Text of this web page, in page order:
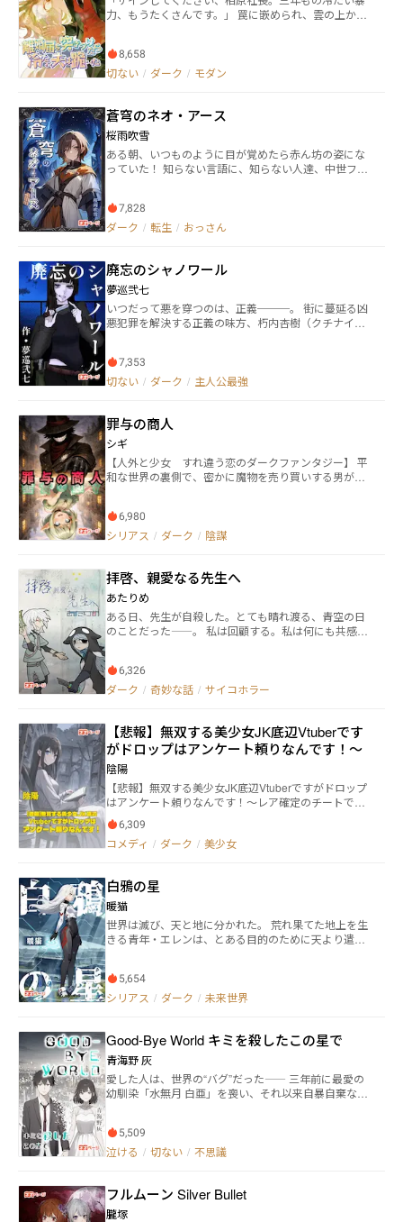
ていた。 クロマチン能力者である笹島咲花は、幼い
頃、大好きな姉を亡くした。 姉は非行少年達に拉致さ
し、少年達に下った刑罰は、犯した罪に比べてあまり
に軽いものだった。 鬼畜にも劣る凶悪犯は、駆逐すべ
きだ。 残酷な事件に向き合いながら、咲花は凶悪犯達
し、犯人が権力者の身内だったため、その事実は隠蔽
される。また、流された虚偽の内容により、被害者で
あるはずの彼の家族は、国民から批難を受けた。 SCP
T隊員となった彼は、家族が惨殺された真実に辿り着
き、行方を眩ませる。国に復讐するために。 罪を償わ
特殊能力を持つ、異なる思想を持つ三者。 彼等の出会
いにより、それぞれの思いが交わり、ぶつかり合う。
※この物語はフィクションです。実在の人物、団体等と
沿線名、駅名等についても、現実に同一名のものがあ
ったとしても、架空のものです。
力、もうたくさんです。」​​ 罠に嵌められ、雲の上から
の中の禁忌だった。 耐え忍べば振り向いてくれると思
ったら、彼が白月光に煌びやかな婚約指輪を贈る姿を
「行くな！俺が許さない限り、どこへも行かせな
い！」彼は狂気と恐慌を宿した瞳で彼女の手首を握
り、ついに片膝を着いた...​​ さらに予想外だったのは、
彼と犬猿の仲の優しい兄も手を差し伸べたこと。「振
り返るな、俺のところへ来い。」 捨てられた女から業
が狂ったような修羅場に！ ​この本心を賭けた戦いで、
最後に彼女が選ぶのは誰？​
8,658
切ない / ダーク / モダン
蒼穹のネオ・アース
桜雨吹雪
ある朝、いつものように目が覚めたら赤ん坊の姿にな
っていた！ 知らない言語に、知らない人達、中世ファ
やがて呑み込んでいく だが、現代日本と違い、世界に
は死が蔓延っていた。医療は発達していないが、治癒
前に、見知らぬ少年が現れる。 「ぼくも、過去から来
たんだ」 少年はそんな意味深な事を言って──？ ダー
クファンタジー×SFファンタジー
7,828
ダーク / 転生 / おっさん
廃忘のシャノワール
夢巡弐七
いつだって悪を穿つのは、正義───。 街に蔓延る凶
悪犯罪を解決する正義の味方、朽内杏樹（クチナイア
わせる、“即刻死刑”。 そんな正義の味方を追う、バイ
オレンスストーリー。 表紙:鬼皓・弥勒 ※この作品は下
7,353
切ない / ダーク / 主人公最強
罪与の商人
シギ
【人外と少女 すれ違う恋のダークファンタジー】 平
和な世界の裏側で、密かに魔物を売り買いする男がい
の辺境国サルダン。 ある依頼を受け、彼はその国へ赴
く。 そこで出逢ったのは、ハーフエルフの少女サニー
の目がわずかに揺らぐ。 他者の感情に興味を示さない
魔物と、愛情に飢えた少女。 ふたりは、ひとつの取引
を交わす。 それが救いとなるのか、それとも新たな罪
となるのか。 やがて彼らは、領主の跡取りを巡る兄弟
の骨肉の争い、その裏側に潜む陰謀へと巻き込まれて
のなかった出逢いが、静かに、確実に、国の均衡を揺
らし始める──。 ーーー ※同著者作品『褐色系美少女
剣士が、お喋りな魔剣に溺愛されて、親の敵討ちに出
展開となります。軽快な部分もありますが、ダーク寄
りです。 ※性的描写および残酷描写を含みます。 ーー
ー 表紙絵使用フォント: フォント：零ゴシック フリー
ダウンロード：https://flopdesign.booth.pm/items/2658
538
6,980
シリアス / ダーク / 陰謀
拝啓、親愛なる先生へ
あたりめ
ある日、先生が自殺した。とても晴れ渡る、青空の日
のことだった――。 私は回顧する。私は何にも共感で
た数年間の、ひょっとすると他人事みたいな、怪異と
の出来事の日々を――。
6,326
ダーク / 奇妙な話 / サイコホラー
【悲報】無双する美少女JK底辺Vtuberです
がドロップはアンケート頼りなんです！〜
陰陽
【悲報】無双する美少女JK底辺Vtuberですがドロップ
はアンケート頼りなんです！〜レア確定のチートです
がアンケートでしか選べません！誰か助けて下さい！
え？配信内容もアンケートで決まっちゃうの！？〜 謎
のスキル＜アンケート＞を手にした、女子高生ダンVtu
ある日、視聴回数１０００を越えたことで、配信画面
にアンケート機能がついた。 そこに表示された文字。
【確定ドロップ】 イレギュラーに遭遇した人気配信者
を偶然助けたことで、なんとかリスナー誘導によりア
ンケートに回答してもらい、初のドロップアイテムを
イテムを確定で手に入れるスキルを手にしながらも、
リスナーのアンケートに振り回される配信者の物語で
ある。
6,309
コメディ / ダーク / 美少女
白鴉の星
暖猫
世界は滅び、天と地に分かれた。 荒れ果てた地上を生
きる青年・エレンは、とある目的のために天より遣わ
は、真っ白な髪と赤い瞳を持ったはぐれレイヴン・ア
デル。兵器であるはずの彼女は、なぜかエレンと会話
住まう宇宙ステーション。 片や、約束を果たすため
に。片や、役割を果たすために。 荒野を往く二人はや
がて、世界の残酷な真実へと近づいていく。 これは、
黄昏を越えた夜のさなかを歩くための光を探す、その
道程。
5,654
シリアス / ダーク / 未来世界
Good-Bye World キミを殺したこの星で
青海野 灰
愛した人は、世界の“バグ”だった―― 三年前に最愛の
幼馴染「水無月 白亜」を喪い、それ以来自暴自棄な
少女を見つける。 「わたしを殺して」と願う不思議な
少女にかつての白亜の姿を重ね、「ハクア」と名付け
蒼に、ハクアは告げる。 わたしは、バグだよ、と。
5,509
泣ける / 切ない / 不思議
フルムーン Silver Bullet
朧塚